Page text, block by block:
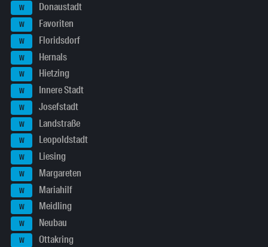
W Donaustadt
W Favoriten
W Floridsdorf
W Hernals
W Hietzing
W Innere Stadt
W Josefstadt
W Landstraße
W Leopoldstadt
W Liesing
W Margareten
W Mariahilf
W Meidling
W Neubau
W Ottakring